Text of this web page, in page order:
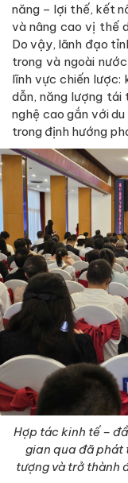
năng – lợi thế, kết
và nâng cao vị thế
Do vậy, lãnh đạo
trong và ngoài
lĩnh vực chiến lược:
dẫn, năng lượng tái
nghệ cao gắn với
trong định hướng
Hợp tác kinh tế –
gian qua đã phát
tượng và trở thành